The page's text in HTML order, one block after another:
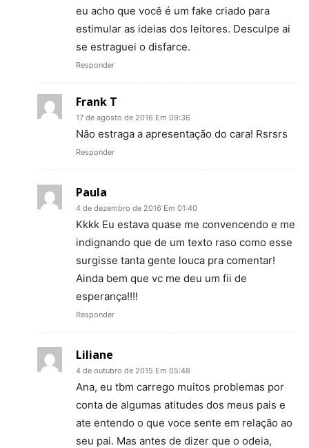
eu acho que você é um fake criado para
estimular as ideias dos leitores. Desculpe ai
se estraguei o disfarce.
Responder
Frank T
17 de agosto de 2016 Em 09:36
Não estraga a apresentação do cara! Rsrsrs
Responder
Paula
4 de dezembro de 2016 Em 01:40
Kkkk Eu estava quase me convencendo e me
indignando que de um texto raso como esse
surgisse tanta gente louca pra comentar!
Ainda bem que vc me deu um fii de
esperança!!!!
Responder
Liliane
4 de outubro de 2015 Em 05:48
Ana, eu tbm carrego muitos problemas por
conta de algumas atitudes dos meus pais e
ate entendo o que voce sente em relação ao
seu pai. Mas antes de dizer que o odeia,